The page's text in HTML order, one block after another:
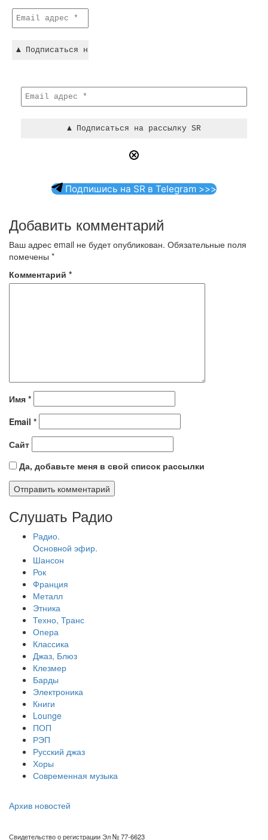
Подпишись на SR в Telegram >>>
Добавить комментарий
Ваш адрес email не будет опубликован. Обязательные поля
помечены *
Комментарий *
Имя *
Email *
Сайт
Да, добавьте меня в свой список рассылки
Слушать Радио
Радио.
Основной эфир.
Шансон
Рок
Франция
Металл
Этника
Техно, Транс
Опера
Классика
Джаз, Блюз
Клезмер
Барды
Электроника
Книги
Lounge
ПОП
РЭП
Русский джаз
Хоры
Современная музыка
Архив новостей
Свидетельство о регистрации Эл № 77-6623